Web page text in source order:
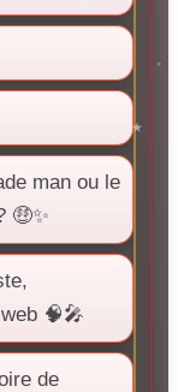
man ou le
🤑✨
🧠🎤
de